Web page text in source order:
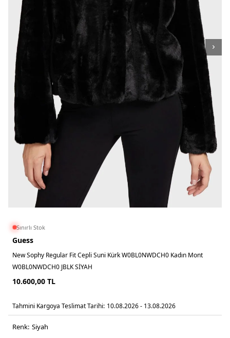
Sınırlı Stok
Guess
New Sophy Regular Fit Cepli Suni Kürk W0BL0NWDCH0 Kadın Mont
W0BL0NWDCH0 JBLK SİYAH
10.600,00 TL
Tahmini Kargoya Teslimat Tarihi: 10.08.2026 - 13.08.2026
Renk: si̇yah